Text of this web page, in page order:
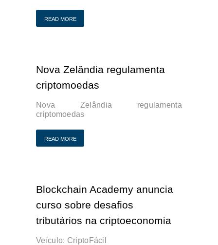
READ MORE
Nova Zelândia regulamenta
criptomoedas
Nova Zelândia regulamenta
criptomoedas
READ MORE
Blockchain Academy anuncia
curso sobre desafios
tributários na criptoeconomia
Veículo: CriptoFácil